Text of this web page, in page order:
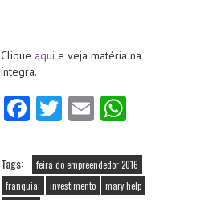
Clique aqui e veja matéria na
íntegra.
Fa
b
o
T
itt
er
E
ai
l
ts
A
Tags:
feira do empreendedor 2016
franquia;
investimento mary help